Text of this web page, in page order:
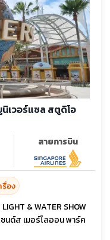
นิเวอร์แซล สตูดิโอ
สายการบิน
รื่อง
& WATER SHOW
ซนด์ส เมอร์ไลออน พาร์ค